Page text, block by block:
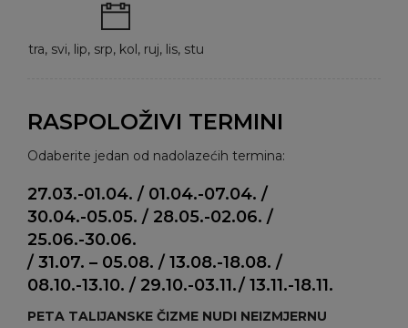
tra, svi, lip, srp, kol, ruj, lis, stu
RASPOLOŽIVI TERMINI
Odaberite jedan od nadolazećih termina:
27.03.-01.04. / 01.04.-07.04. /
30.04.-05.05. / 28.05.-02.06. /
25.06.-30.06.
/ 31.07. – 05.08. / 13.08.-18.08. /
08.10.-13.10. / 29.10.-03.11./ 13.11.-18.11.
PETA TALIJANSKE ČIZME NUDI NEIZMJERNU